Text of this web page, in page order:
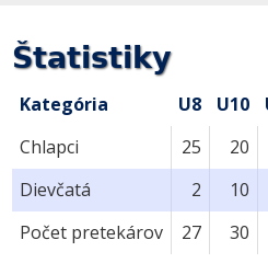
Štatistiky
Kategória U8 U10
Chlapci
25 20
Dievčatá
2 10
Počet pretekárov
27 30